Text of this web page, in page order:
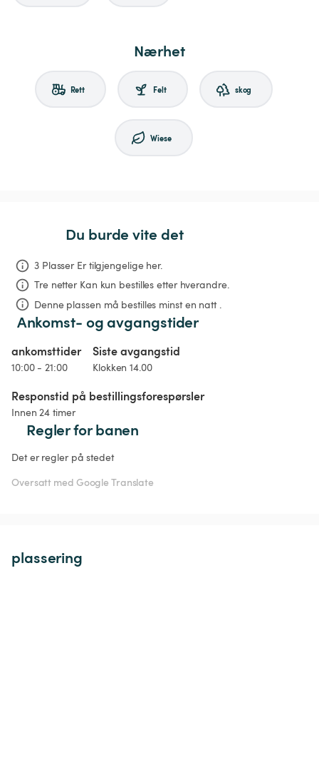
Nærhet
Rett Felt skog
Wiese
Du burde vite det
3 Plasser Er tilgjengelige her.
Tre netter Kan kun bestilles etter hverandre.
Denne plassen må bestilles minst en natt .
Ankomst- og avgangstider
ankomsttider
10:00 - 21:00
Siste avgangstid
Klokken 14.00
Responstid på bestillingsforespørsler
Innen 24 timer
Regler for banen
Det er regler på stedet
Oversatt med Google Translate
plassering